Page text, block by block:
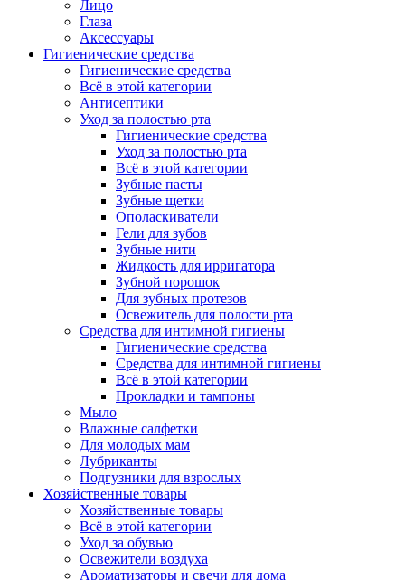
Лицо
Глаза
Аксессуары
Гигиенические средства
Гигиенические средства
Всё в этой категории
Антисептики
Уход за полостью рта
Гигиенические средства
Уход за полостью рта
Всё в этой категории
Зубные пасты
Зубные щетки
Ополаскиватели
Гели для зубов
Зубные нити
Жидкость для ирригатора
Зубной порошок
Для зубных протезов
Освежитель для полости рта
Средства для интимной гигиены
Гигиенические средства
Средства для интимной гигиены
Всё в этой категории
Прокладки и тампоны
Мыло
Влажные салфетки
Для молодых мам
Лубриканты
Подгузники для взрослых
Хозяйственные товары
Хозяйственные товары
Всё в этой категории
Уход за обувью
Освежители воздуха
Ароматизаторы и свечи для дома